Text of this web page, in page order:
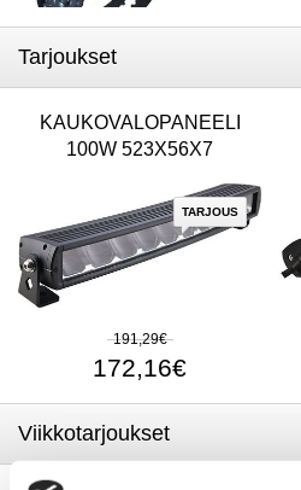
Tarjoukset
KAUKOVALOPANEELI
100W 523X56X7
TARJOUS
191,29€
172,16€
Viikkotarjoukset